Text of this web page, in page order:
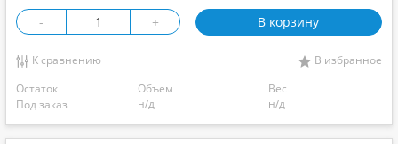
- + В корзину
К сравнению
В избранное
Остаток
Под заказ
Объем
н/д
Вес
н/д